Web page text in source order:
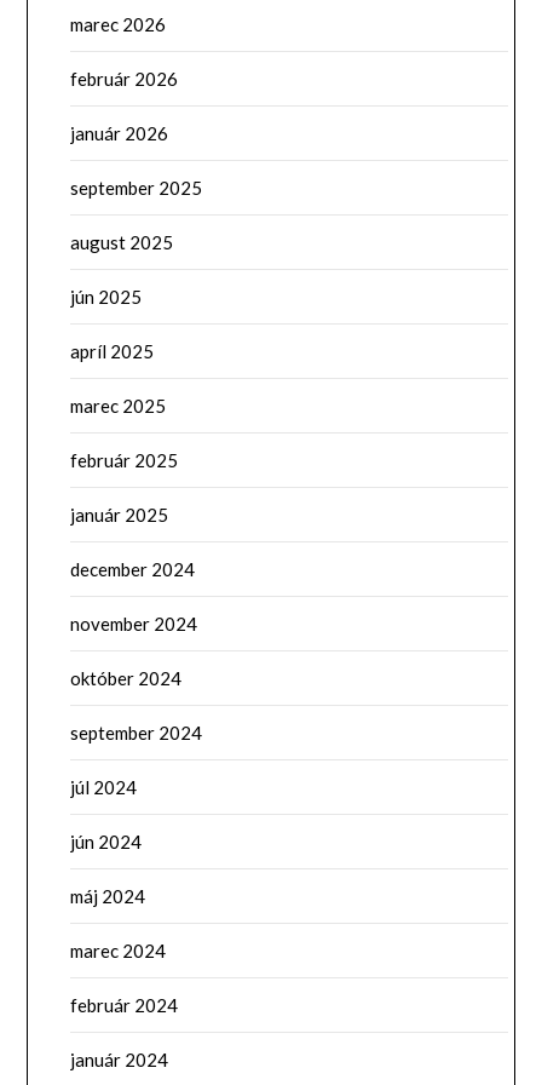
marec 2026
február 2026
január 2026
september 2025
august 2025
jún 2025
apríl 2025
marec 2025
február 2025
január 2025
december 2024
november 2024
október 2024
september 2024
júl 2024
jún 2024
máj 2024
marec 2024
február 2024
január 2024